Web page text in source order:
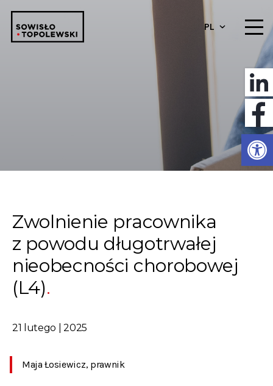
PL
Zwolnienie pracownika
z powodu długotrwałej
nieobecności chorobowej
(L4)
21 lutego | 2025
Maja Łosiewicz, prawnik